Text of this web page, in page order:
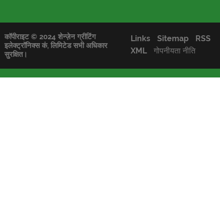
कॉपीराइट © 2024 शेन्ज़ेन ग्रीटिंग
इलेक्ट्रॉनिक्स कं, लिमिटेड सभी अधिकार
सुरक्षित।
Links Sitemap
RSS
XML
गोपनीयता नीति